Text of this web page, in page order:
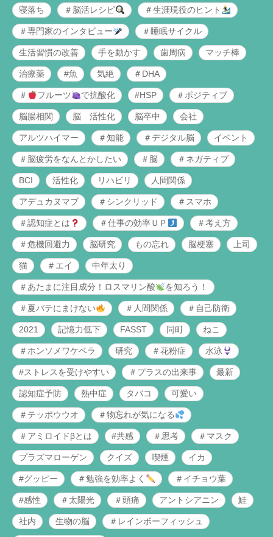
寝落ち ＃脳活レシピ ＃生涯現役のヒント
＃専門家のインタビュー ＃睡眠サイクル
生活習慣の改善 手を動かす 歯周病 マッチ棒
治療薬 #魚 気絶 ＃DHA
＃ フルーツ で抗酸化 #HSP ＃ポジティブ
脳腸相関 脳 活性化 脳卒中 会社
アルツハイマー ＃知能 ＃デジタル脳 イベント
＃脳疲労をなんとかしたい ＃脳 ＃ネガティブ
BCI 活性化 リハビリ 人間関係
アデュカヌマブ ＃シンクリッド ＃スマホ
＃認知症とは ＃仕事の効率ＵＰ ＃考え方
＃危機回避力 脳研究 もの忘れ 脳梗塞 上司
猫 ＃エイ 中年太り
＃あたまに注目成分！ロスマリン酸 を知ろう！
＃夏バテにまけない ＃人間関係 ＃自己防衛
2021 記憶力低下 FASST 同町 ねこ
＃ホンソメワケベラ 研究 ＃花粉症 水泳
#ストレスを受けやすい ＃プラスの出来事 最新
認知症予防 熱中症 タバコ 可愛い
＃テッポウウオ ＃物忘れが気になる
＃アミロイドβとは #共感 ＃思考 ＃マスク
プラズマローゲン クイズ 喫煙 イカ
#グッピー ＃勉強を効率よく ＃イチョウ葉
#感性 ＃太陽光 ＃頭痛 アントシアニン 鮭
社内 生物の脳 ＃レインボーフィッシュ